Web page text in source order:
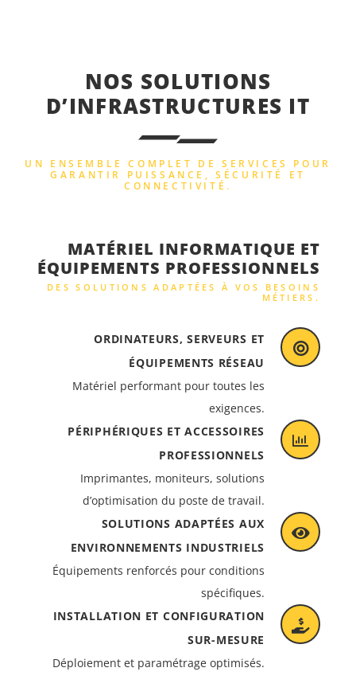
NOS SOLUTIONS
D’INFRASTRUCTURES IT
UN ENSEMBLE COMPLET DE SERVICES POUR
GARANTIR PUISSANCE, SÉCURITÉ ET
CONNECTIVITÉ.
MATÉRIEL INFORMATIQUE ET
ÉQUIPEMENTS PROFESSIONNELS
DES SOLUTIONS ADAPTÉES À VOS BESOINS
MÉTIERS.
ORDINATEURS, SERVEURS ET
ÉQUIPEMENTS RÉSEAU
Matériel performant pour toutes les
exigences.
PÉRIPHÉRIQUES ET ACCESSOIRES
PROFESSIONNELS
Imprimantes, moniteurs, solutions
d’optimisation du poste de travail.
SOLUTIONS ADAPTÉES AUX
ENVIRONNEMENTS INDUSTRIELS
Équipements renforcés pour conditions
spécifiques.
INSTALLATION ET CONFIGURATION
SUR-MESURE
Déploiement et paramétrage optimisés.